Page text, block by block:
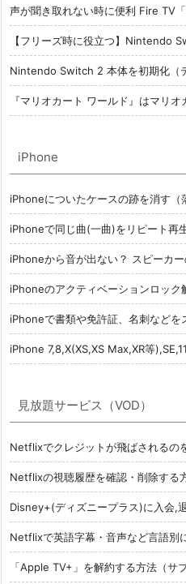
声が聞き取れない時に便利 Fire TV
【フリーズ時に役立つ】Nintendo
Nintendo Switch 2 本体を初期化（
『マリオカート ワールド』はマリ
iPhone
iPhoneについたケースの跡を消す（
iPhoneで同じ曲(一曲)をリピート再
iPhoneから音が出ない？ スピーカ
iPhoneのアクティベーションロッ
iPhoneで書類や免許証、名刺などを
iPhone 7,8,X(XS,XS Max,XR等
見放題サービス（VOD）
Netflixでクレジットが飛ばされるの
Netflixの視聴履歴を確認・削除する
Disney+(ディズニープラス)に入会,
Netflixで英語字幕・音声など言語別
「Apple TV+」を解約する方法（サ